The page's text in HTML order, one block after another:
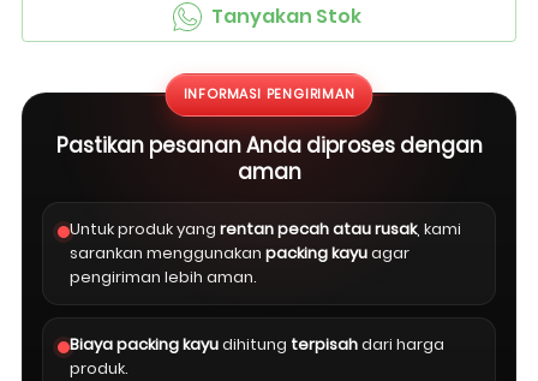
` Tanyakan Stok
INFORMASI PENGIRIMAN
Pastikan pesanan Anda diproses dengan
aman
Untuk produk yang rentan pecah atau rusak, kami
sarankan menggunakan packing kayuagar
pengiriman lebih aman.
Biaya packing kayudihitung terpisahdari harga
produk.